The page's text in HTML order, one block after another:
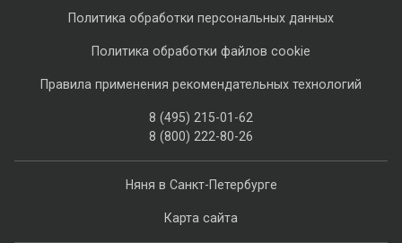
Няня в Санкт-Петербурге
Карта сайта
Политика обработки персональных данных
Политика обработки файлов cookie
Правила применения рекомендательных технологий
8 (495) 215-01-62
8 (800) 222-80-26